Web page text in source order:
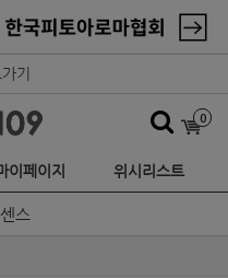
기
0
이페이지 위시리스트
스